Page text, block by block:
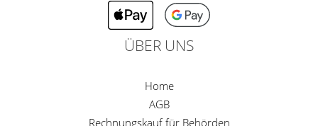
ÜBER UNS
Home
AGB
Rechnungskauf für Behörden